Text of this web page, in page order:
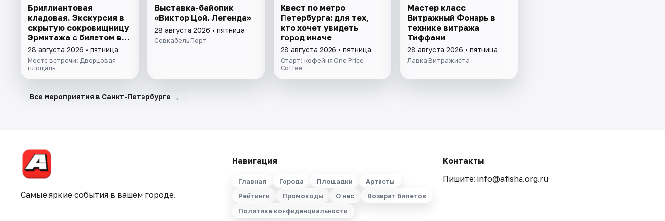
Бриллиантовая
кладовая. Экскурсия в
скрытую сокровищницу
Эрмитажа с билетом в
музей
28 августа 2026 • пятница
Место встречи: Дворцовая
площадь
Выставка-байопик
«Виктор Цой. Легенда»
28 августа 2026 • пятница
Севкабель Порт
Квест по метро
Петербурга: для тех,
кто хочет увидеть
город иначе
28 августа 2026 • пятница
Старт: кофейня One Price
Coffee
Мастер класс
Витражный Фонарь в
технике витража
Тиффани
28 августа 2026 • пятница
Лавка Витражиста
Все мероприятия в Санкт-Петербурге →
Самые яркие события в вашем городе.
Навигация
Главная Города Площадки
Артисты
Рейтинги
Промокоды О нас
Возврат билетов
Политика конфиденциальности
Контакты
Пишите: info@afisha.org.ru